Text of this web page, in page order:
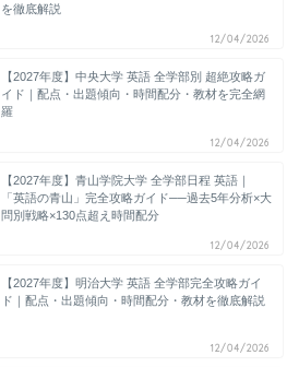
を徹底解説
12/04/2026
【2027年度】中央大学 英語 全学部別 超絶攻略ガ
イド｜配点・出題傾向・時間配分・教材を完全網
羅
12/04/2026
【2027年度】青山学院大学 全学部日程 英語｜
「英語の青山」完全攻略ガイド──過去5年分析×大
問別戦略×130点超え時間配分
12/04/2026
【2027年度】明治大学 英語 全学部完全攻略ガイ
ド｜配点・出題傾向・時間配分・教材を徹底解説
12/04/2026